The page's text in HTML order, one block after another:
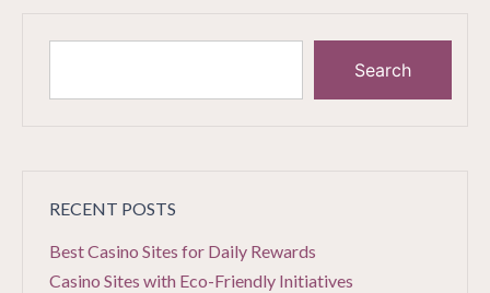
Search
RECENT POSTS
Best Casino Sites for Daily Rewards
Casino Sites with Eco-Friendly Initiatives